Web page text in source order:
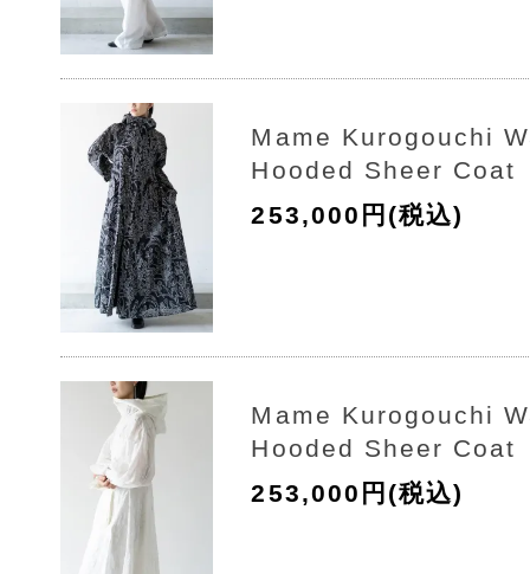
Mame Kurogouchi
Hooded Sheer Coat
253,000円(税込)
Mame Kurogouchi
Hooded Sheer Coat
253,000円(税込)